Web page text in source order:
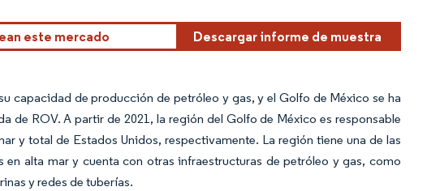
este mercado Descargar informe de muestra
capacidad de producción de petróleo y gas, y el Golfo de México se ha
de ROV. A partir de 2021, la región del Golfo de México es responsable
y total de Estados Unidos, respectivamente. La región tiene una de las
alta mar y cuenta con otras infraestructuras de petróleo y gas, como
y redes de tuberías.